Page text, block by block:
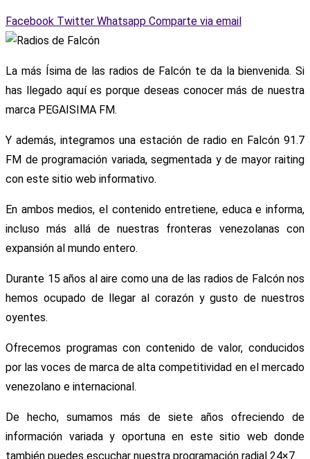
Facebook Twitter Whatsapp Comparte via email
La más Ísima de las radios de Falcón te da la bienvenida. Si
has llegado aquí es porque deseas conocer más de nuestra
marca PEGAISIMA FM.
Y además, integramos una estación de radio en Falcón 91.7
FM de programación variada, segmentada y de mayor raiting
con este sitio web informativo.
En ambos medios, el contenido entretiene, educa e informa,
incluso más allá de nuestras fronteras venezolanas con
expansión al mundo entero.
Durante 15 años al aire como una de las radios de Falcón nos
hemos ocupado de llegar al corazón y gusto de nuestros
oyentes.
Ofrecemos programas con contenido de valor, conducidos
por las voces de marca de alta competitividad en el mercado
venezolano e internacional.
De hecho, sumamos más de siete años ofreciendo de
información variada y oportuna en este sitio web donde
también puedes escuchar nuestra programación radial 24×7.